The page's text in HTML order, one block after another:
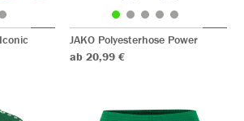
JAKO Polyesterhose Power
ab 20,99 €